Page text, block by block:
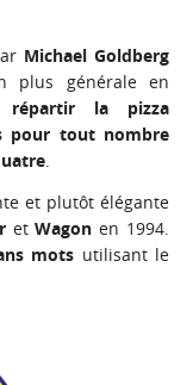
Michael Goldberg
plus générale en
la pizza
pour tout nombre
et plutôt élégante
etWagon en 1994.
mots utilisant le